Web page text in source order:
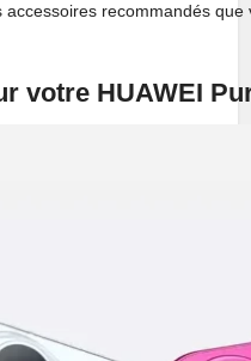
accessoires recommandés
votre HUAWEI